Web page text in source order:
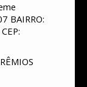
BAIRRO: